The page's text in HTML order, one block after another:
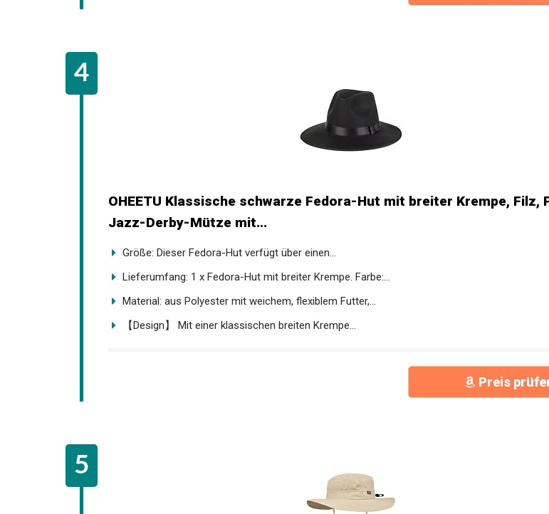
OHEETU Klassische schwarze Fedora-Hut mit breiter Krempe, Filz,
Panama-Jazz-Derby-Mütze mit...
Größe: Dieser Fedora-Hut verfügt über einen...
Lieferumfang: 1 x Fedora-Hut mit breiter Krempe. Farbe:...
Material: aus Polyester mit weichem, flexiblem Futter,...
【Design】 Mit einer klassischen breiten Krempe...
Preis prüfen